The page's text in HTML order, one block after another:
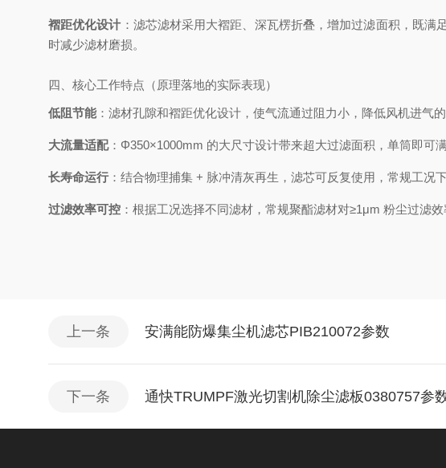
褶距优化设计 ：滤芯滤材采用大褶距、深瓦楞折叠，增加过滤面积，既
时减少滤材磨损。
四、核心工作特点（原理落地的实际表现）
低阻节能 ：滤材孔隙和褶距优化设计，使气流通过阻力小，降低风机进气
大流量适配：Φ350×1000mm 的大尺寸设计带来超大过滤面积，单筒即可
长寿命运行：结合物理捕集 + 脉冲清灰再生，滤芯可反复使用，常规工况
过滤效率可控 ：根据工况选择不同滤材，常规聚酯滤材对≥1μm 粉尘过滤
上一条 安满能防爆集尘机滤芯PIB210072参数
下一条 通快TRUMPF激光切割机除尘滤板0380757参